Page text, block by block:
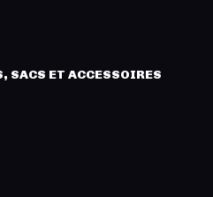
SACS ET ACCESSOIRES